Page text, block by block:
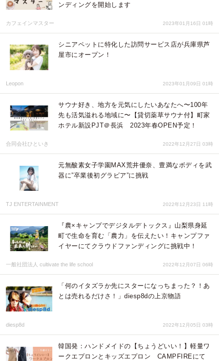
ンディングを開始します
カフェインマスター 2023年01月16日 01時
シニアペットに特化した訪問サービス店が兵庫県芦
屋市にオープン！
Leopon 2023年01月09日 01時
サウナ好き、地方を元気にしたいあなたへ〜100年
先も活気溢れる地域に〜【貸切薬草サウナ付】町家
ホテル新設PJT＠長浜 2023年春OPEN予定！
合同会社ひといき 2022年12月27日 03時
元無酸素女子学園MAX荒井優奈、豊満なボディを武
器に”卒業後初グラビア”に挑戦
TJ ENTERTAINMENT 2022年12月23日 11時
『農×キャンプでデジタルデトックス』山梨県身延
町で生命を育む「農力」を伝えたい！キャンプファ
イヤーにてクラウドファンディングに挑戦中！
一般社団法人 cultivate the life school 2022年12月07日 06時
「何のイタズラか先にスターになっちまった？！あ
とは売れるだけさ！」diesp8dの上京物語
diesp8d 2022年12月05日 03時
韓国発：ハンドメイドの【ちょうどいい！】軽量ワ
ークエプロンとキッズエプロン CAMPFIREにて